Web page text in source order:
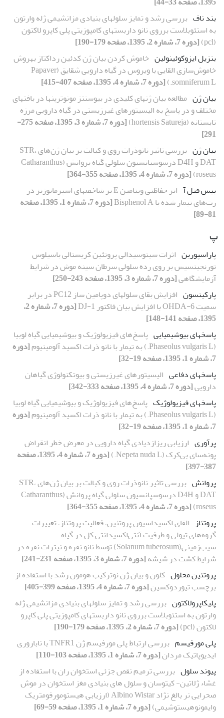
بند ناف بررسی رشد و تمایز سلول‏های بنیادی مزانشیمی ژله وارتون
به استئوبلاست برروی نانو داربست‏های کامپوزیتی پلی کاپرو لاکتون
(pcl)
[دوره 7، شماره 2، 1395، صفحه 179-190]
بنزیل ایزوکوئینولین خاموش کردن بیان ژن کدئین رداکتاز به‏روش
خاموش‌سازی القایی با ویروس در گیاه دارویی شقایق (Papaver
somniferum L.) [دوره 7، شماره 4، 1395، صفحه 407-415]
بیان ژن مطالعه بیان ژن‏های کلیدی در بیوسنتز مونوترپن‏ها در بافت‏های
مختلف و در پاسخ به الیسیتورهای غیرزیستی در گیاه دارویی مرزه
تابستانه (hortensis Satureja)
[دوره 7، شماره 3، 1395، صفحه 275-
291]
بیان ژن
بررسی تاثیر نانوذرات روی و کبالت بر بیان ژن‌های STR،
DAT و D4H درسوسپانسیون سلولی گیاه پروانش (Catharanthus
roseus) [دوره 7، شماره 4، 1395، صفحه 355-364]
بیس فنل آ
اثر حفاظتی ویتامین E بر شاخص‏های اسپرماتوژنز در
رت‌های تیمار شده با Bisphenol A
[دوره 7، شماره 1، 1395، صفحه
81-89]
پ
پاراسپورین اثرات سیتوسیدالی پروتئین کریستالی باسیلوس
تورنجینسیس بر روی رده سلولی سرطان سینه موش در شرایط
آزمایشگاهی[دوره 7، شماره 3، 1395، صفحه 243-250]
پارکینسون
افزایش بقای سلول‏های دوپامین ساز PC12 در برابر
سمیت 6-OHDA با افزایش بیان فاکتور DJ-1
[دوره 7، شماره 2،
1395، صفحه 141-148]
پاسخ­های بیوشیمیایی پاسخ‌های فیزیولوژیک و بیوشیمیایی گیاه لوبیا
(Phaseolus vulgaris L.) به تیمار با نانو ذرات‌ اکسید آلومینیوم
[دوره
7، شماره 1، 1395، صفحه 19-32]
پاسخ­های دفاعی الیسیتورهای غیرزیستی و بیوتکنولوژی گیاهان
دارویی[دوره 7، شماره 4، 1395، صفحه 333-342]
پاسخ­های فیزیولوژیک پاسخ‌های فیزیولوژیک و بیوشیمیایی گیاه لوبیا
(Phaseolus vulgaris L.) به تیمار با نانو ذرات‌ اکسید آلومینیوم
[دوره
7، شماره 1، 1395، صفحه 19-32]
پرآوری ارزیابی ریزازدیادی گیاه دارویی در معرض خطر انقراض
پونه‌سای بی‌کرک (Nepeta nuda L.)
[دوره 7، شماره 4، 1395، صفحه
387-397]
پروانش
بررسی تاثیر نانوذرات روی و کبالت بر بیان ژن‌های STR،
DAT و D4H درسوسپانسیون سلولی گیاه پروانش (Catharanthus
roseus) [دوره 7، شماره 4، 1395، صفحه 355-364]
پروتئاز القای اکسیداسیون پروتئین‌، فعالیت پروتئاز، تغییرات
گروه‌های تیولی و ظرفیت آنتی‌اکسیدانتی کل در گیاه
سیب‌زمینی(Solanum tuberosum) توسط نانو نقره و نیترات نقره در
شرایط کشت در شیشه[دوره 7، شماره 3، 1395، صفحه 231-241]
پروتئین محلول کلون و بیان ژن نوترکیب هومون رشد با استفاده از
برچسب تیوردوکسین[دوره 7، شماره 4، 1395، صفحه 399-405]
پلی­کاپرولاکتون بررسی رشد و تمایز سلول‏های بنیادی مزانشیمی ژله
وارتون به استئوبلاست برروی نانو داربست‏های کامپوزیتی پلی کاپرو
لاکتون (pcl)
[دوره 7، شماره 2، 1395، صفحه 179-190]
پلی مورفیسم
بررسی ارتباط پلی مورفیسم ژن TNFR1 با ناباروری
ایدیوپاتیک مردان[دوره 7، شماره 1، 1395، صفحه 103-110]
پیوند سلول بررسی ترمیم نقص جزئی استخوان ران با استفاده از
غشاء ژلاتین- کیتوسان و سلول های بنیادی مغز استخوان در موش
صحرایی نر بالغ نژاد Albino Wistar (ارزیابی هیستومورفومتریک
وایمونوهیستوشیمی)[دوره 7، شماره 1، 1395، صفحه 59-69]